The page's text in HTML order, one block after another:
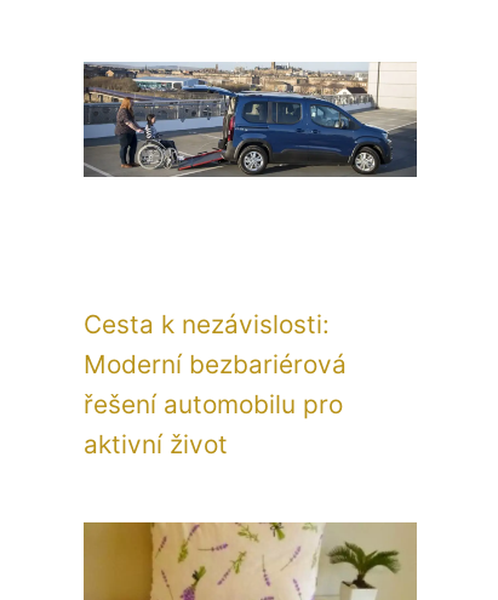
Cesta k nezávislosti:
Moderní bezbariérová
řešení automobilu pro
aktivní život